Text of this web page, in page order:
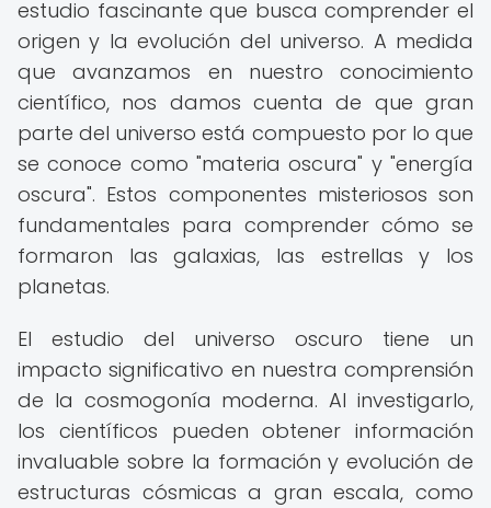
estudio fascinante que busca comprender el
origen y la evolución del universo. A medida
que avanzamos en nuestro conocimiento
científico, nos damos cuenta de que gran
parte del universo está compuesto por lo que
se conoce como "materia oscura" y "energía
oscura". Estos componentes misteriosos son
fundamentales para comprender cómo se
formaron las galaxias, las estrellas y los
planetas.
El estudio del universo oscuro tiene un
impacto significativo en nuestra comprensión
de la cosmogonía moderna. Al investigarlo,
los científicos pueden obtener información
invaluable sobre la formación y evolución de
estructuras cósmicas a gran escala, como